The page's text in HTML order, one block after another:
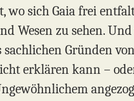
wo sich Gaia frei
Wesen zu sehen.
sachlichen Gründen
erklären kann –